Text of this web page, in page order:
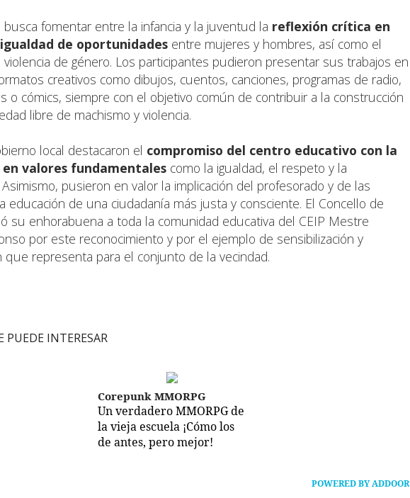
busca fomentar entre la infancia y la juventud la reflexión crítica en
de oportunidades entre mujeres y hombres, así como el
violencia de género. Los participantes pudieron presentar sus trabajos en
creativos como dibujos, cuentos, canciones, programas de radio,
o cómics, siempre con el objetivo común de contribuir a la construcción
libre de machismo y violencia.
local destacaron el compromiso del centro educativo con la
valores fundamentales como la igualdad, el respeto y la
Asimismo, pusieron en valor la implicación del profesorado y de las
educación de una ciudadanía más justa y consciente. El Concello de
su enhorabuena a toda la comunidad educativa del CEIP Mestre
por este reconocimiento y por el ejemplo de sensibilización y
que representa para el conjunto de la vecindad.
PUEDE INTERESAR
Corepunk MMORPG
Un verdadero MMORPG de
la vieja escuela ¡Cómo los
de antes, pero mejor!
POWERED BY ADDOOR